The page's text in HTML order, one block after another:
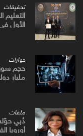
تحقيقات
التعليم
الأول
حوارات
ملفات
أوروبا